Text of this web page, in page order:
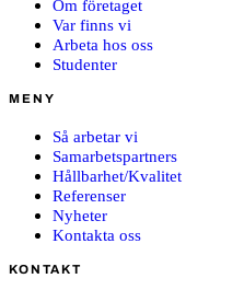
Om företaget
Var finns vi
Arbeta hos oss
Studenter
MENY
Så arbetar vi
Samarbetspartners
Hållbarhet/Kvalitet
Referenser
Nyheter
Kontakta oss
KONTAKT